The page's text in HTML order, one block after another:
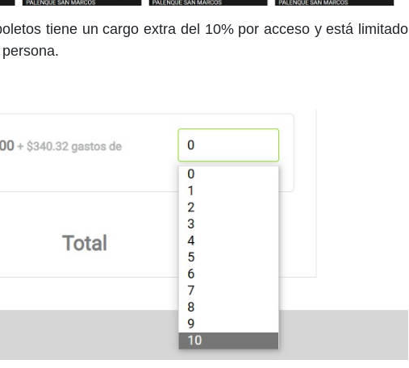
tiene un cargo extra del 10% por acceso y está limitado